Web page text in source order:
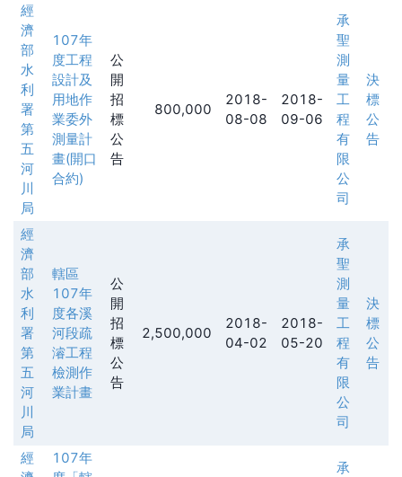
經
濟
部
水
利
署
第
五
河
川
局
107年
度工程
設計及
用地作
業委外
測量計
畫(開口
合約)
公
開
招
標
公
告
800,000
2018-
08-08
2018-
09-06
承
聖
測
量
工
程
有
限
公
司
決
標
公
告
經
濟
部
水
利
署
第
五
河
川
局
轄區
107年
度各溪
河段疏
濬工程
檢測作
業計畫
公
開
招
標
公
告
2,500,000
2018-
04-02
2018-
05-20
承
聖
測
量
工
程
有
限
公
司
決
標
公
告
經
107年
承